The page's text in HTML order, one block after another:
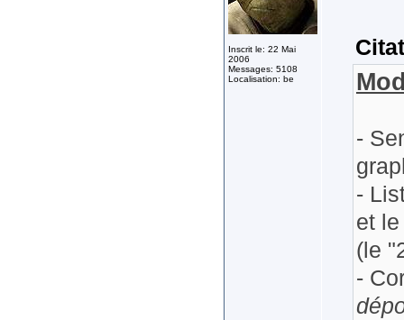
Inscrit le: 22 Mai
2006
Messages: 5108
Localisation: be
-
-
et
(le
-